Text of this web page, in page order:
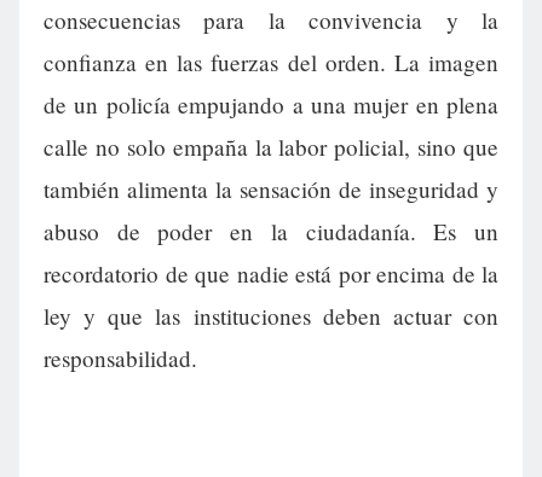
consecuencias para la convivencia y la
confianza en las fuerzas del orden. La imagen
de un policía empujando a una mujer en plena
calle no solo empaña la labor policial, sino que
también alimenta la sensación de inseguridad y
abuso de poder en la ciudadanía. Es un
recordatorio de que nadie está por encima de la
ley y que las instituciones deben actuar con
responsabilidad.